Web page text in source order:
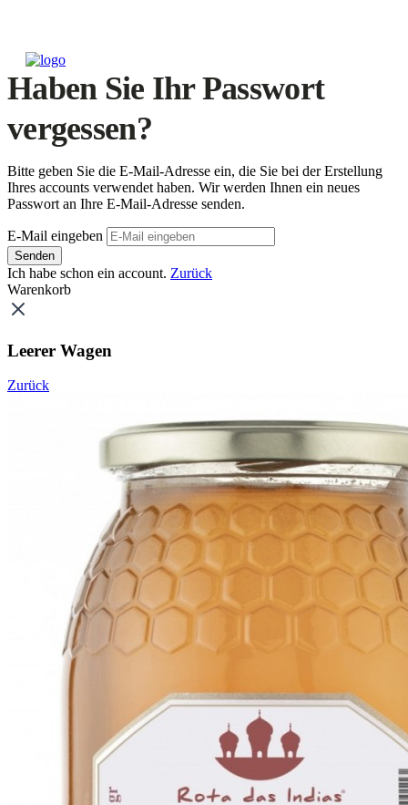
Haben Sie Ihr Passwort
vergessen?
Bitte geben Sie die E-Mail-Adresse ein, die Sie bei der Erstellung
Ihres accounts verwendet haben. Wir werden Ihnen ein neues
Passwort an Ihre E-Mail-Adresse senden.
E-Mail eingeben
Senden
Ich habe schon ein account. Zurück
Warenkorb
Leerer Wagen
Zurück